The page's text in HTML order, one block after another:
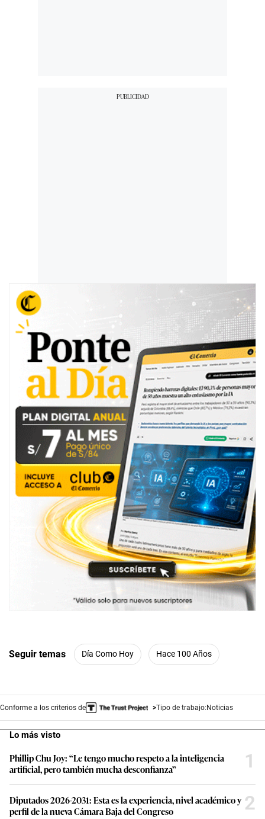
Seguir temas Día Como Hoy Hace 100 Años
Conforme a los criterios de Tipo de trabajo: Noticias
Lo más visto
Phillip Chu Joy: “Le tengo mucho respeto a la inteligencia
artificial, pero también mucha desconfianza”
1
Diputados 2026-2031: Esta es la experiencia, nivel académico y
perfil de la nueva Cámara Baja del Congreso
2